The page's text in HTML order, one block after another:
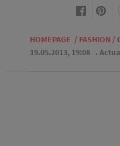
HOMEPAGE / FASHION /
19.05.2013, 19:08 .